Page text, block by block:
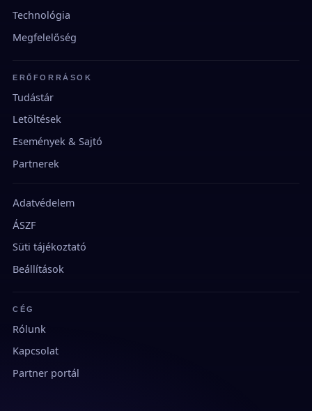
Technológia
Megfelelőség
ERŐFORRÁSOK
Tudástár
Letöltések
Események & Sajtó
Partnerek
Adatvédelem
ÁSZF
Süti tájékoztató
Beállítások
CÉG
Rólunk
Kapcsolat
Partner portál